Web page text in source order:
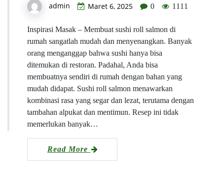
admin Maret 6, 2025 0 1111
Inspirasi Masak – Membuat sushi roll salmon di
rumah sangatlah mudah dan menyenangkan. Banyak
orang menganggap bahwa sushi hanya bisa
ditemukan di restoran. Padahal, Anda bisa
membuatnya sendiri di rumah dengan bahan yang
mudah didapat. Sushi roll salmon menawarkan
kombinasi rasa yang segar dan lezat, terutama dengan
tambahan alpukat dan mentimun. Resep ini tidak
memerlukan banyak…
Read More